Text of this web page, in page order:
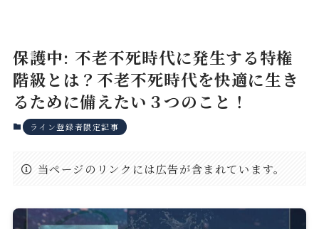
保護中: 不老不死時代に発生する特権
階級とは？不老不死時代を快適に生き
るために備えたい３つのこと！
ライン登録者限定記事
当ページのリンクには広告が含まれています。